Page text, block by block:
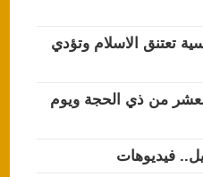
تعتنق الاسلام وتؤدي
من ذي الحجة ويوم
فيديوهات